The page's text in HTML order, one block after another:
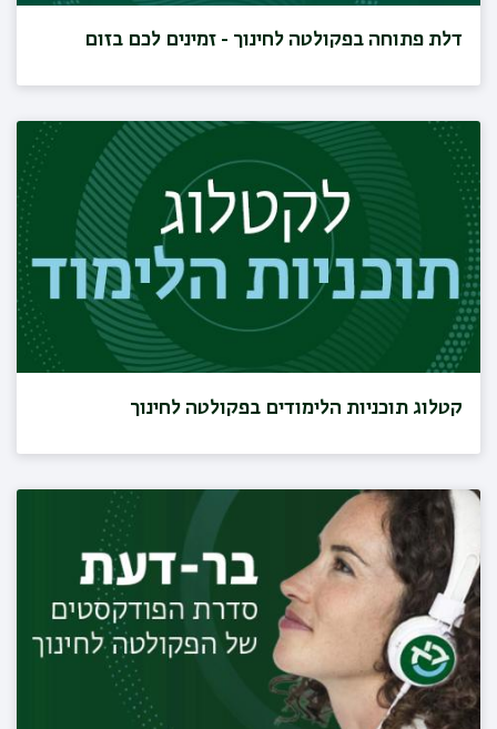
דלת פתוחה בפקולטה לחינוך - זמינים לכם בזום
קטלוג תוכניות הלימודים בפקולטה לחינוך